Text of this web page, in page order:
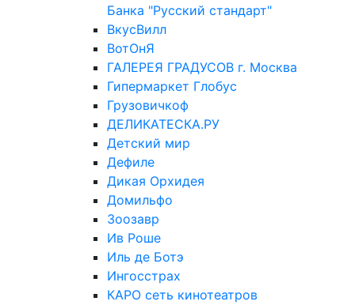
Банка "Русский стандарт"
ВкусВилл
ВотОнЯ
ГАЛЕРЕЯ ГРАДУСОВ г. Москва
Гипермаркет Глобус
Грузовичкоф
ДЕЛИКАТЕСКА.РУ
Детский мир
Дефиле
Дикая Орхидея
Домильфо
Зоозавр
Ив Роше
Иль де Ботэ
Ингосстрах
КАРО сеть кинотеатров